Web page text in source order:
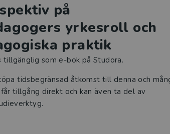
på
yrkesroll och
praktik
tillgänglig som e-bok på Studora.
tidsbegränsad åtkomst till denna och
tillgång direkt och kan även ta del av